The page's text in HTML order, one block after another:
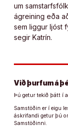
um
ágreining eða
sem liggur ljóst
segir Katrín.
Við þurfum á
Þú getur tekið þátt í
Samstöðin er í eigu
áskrifandi getur þú
Samstöðinni.